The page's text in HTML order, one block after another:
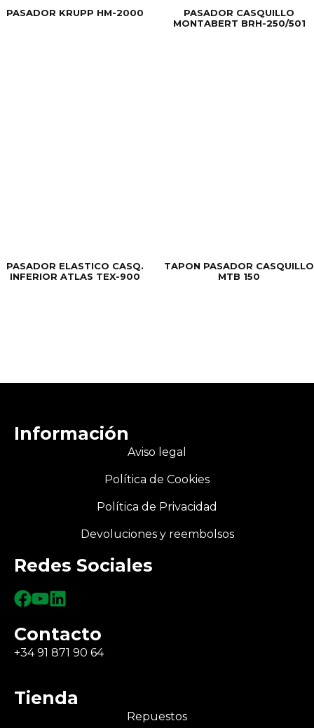
PASADOR KRUPP HM-2000
PASADOR CASQUILLO
MONTABERT BRH-250/501
PASADOR ELASTICO CASQ.
INFERIOR ATLAS TEX-900
TAPON PASADOR CASQUILLO
MTB 150
Información
Aviso legal
Política de Cookies
Política de Privacidad
Devoluciones y reembolsos
Redes Sociales
Contacto
+34 91 871 90 64
Tienda
Repuestos